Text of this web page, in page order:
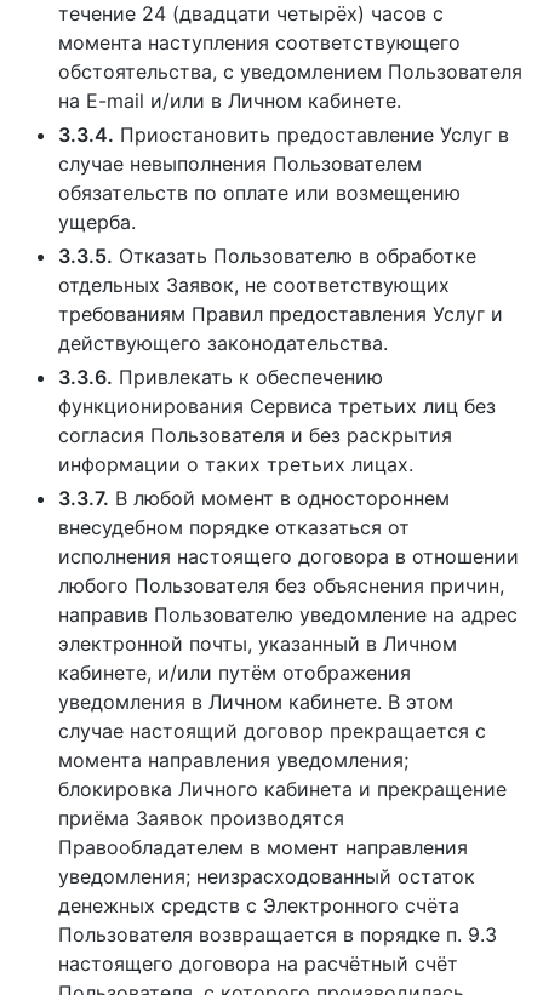
течение 24 (двадцати четырёх) часов с
момента наступления соответствующего
обстоятельства, с уведомлением Пользователя
на E-mail и/или в Личном кабинете.
3.3.4. Приостановить предоставление Услуг в
случае невыполнения Пользователем
обязательств по оплате или возмещению
ущерба.
3.3.5. Отказать Пользователю в обработке
отдельных Заявок, не соответствующих
требованиям Правил предоставления Услуг и
действующего законодательства.
3.3.6. Привлекать к обеспечению
функционирования Сервиса третьих лиц без
согласия Пользователя и без раскрытия
информации о таких третьих лицах.
3.3.7. В любой момент в одностороннем
внесудебном порядке отказаться от
исполнения настоящего договора в отношении
любого Пользователя без объяснения причин,
направив Пользователю уведомление на адрес
электронной почты, указанный в Личном
кабинете, и/или путём отображения
уведомления в Личном кабинете. В этом
случае настоящий договор прекращается с
момента направления уведомления;
блокировка Личного кабинета и прекращение
приёма Заявок производятся
Правообладателем в момент направления
уведомления; неизрасходованный остаток
денежных средств с Электронного счёта
Пользователя возвращается в порядке п. 9.3
настоящего договора на расчётный счёт